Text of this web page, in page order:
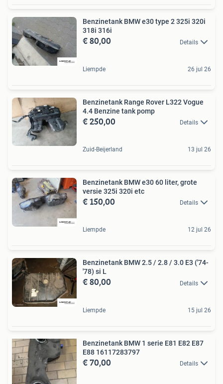
Benzinetank BMW e30 type 2 325i 320i
318i 316i
€ 80,00 Details
Liempde 26 jul 26
Benzinetank Range Rover L322 Vogue
4.4 Benzine tank pomp
€ 250,00 Details
Zuid-Beijerland 13 jul 26
Benzinetank BMW e30 60 liter, grote
versie 325i 320i etc
€ 150,00 Details
Liempde 12 jul 26
Benzinetank BMW 2.5 / 2.8 / 3.0 E3 ('74-
'78) si L
€ 80,00 Details
Liempde 15 jul 26
Benzinetank BMW 1 serie E81 E82 E87
E88 16117283797
€ 70,00 Details